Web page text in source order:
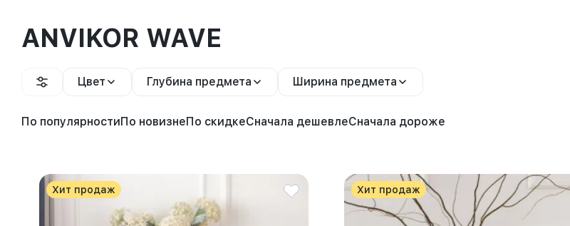
ANVIKOR WAVE
Цвет Глубина предмета Ширина предмета
По популярностиПо новизнеПо скидкеСначала дешевлеСначала дороже
Хит продаж Хит продаж